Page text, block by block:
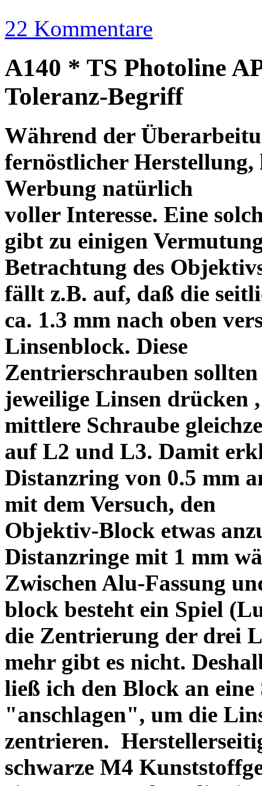
22 Kommentare
A140 * TS Photoline
Toleranz-Begriff
Während der
fernöstlicher Herstellung,
Werbung natürlich
voller Interesse. Eine
gibt zu einigen
Betrachtung des
fällt z.B. auf, daß die
ca. 1.3 mm nach oben
Linsenblock. Diese
Zentrierschrauben
jeweilige Linsen drücken
mittlere Schraube
auf L2 und L3. Damit
Distanzring von 0.5 mm
mit dem Versuch, den
Objektiv-Block etwas
Distanzringe mit 1 mm
Zwischen Alu-Fassung
block besteht ein Spiel
die Zentrierung der drei
mehr gibt es nicht.
ließ ich den Block an eine
"anschlagen", um die
zentrieren.
schwarze M4